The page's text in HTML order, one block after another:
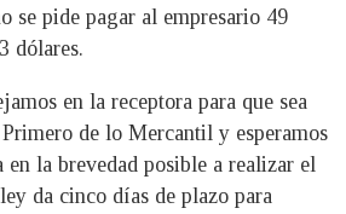
se pide pagar al empresario 49
dólares.
en la receptora para que sea
de lo Mercantil y esperamos
en la brevedad posible a realizar el
da cinco días de plazo para